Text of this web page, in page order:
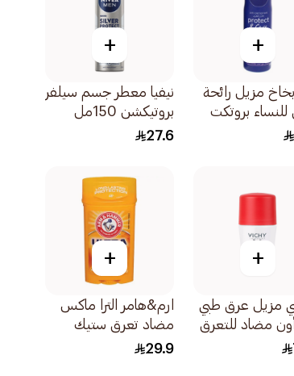
+
بخاخ مزيل رائحة
للنساء بروتكت
+
نيفيا معطر جسم سيلفر
بروتيكشن 150مل
27.6
+
مزيل عرق طبي
مضاد للتعرق
ستريس
+
ارم&هامر الترا ماكس
مضاد تعرق ستيك
فريش 73جرام
29.9